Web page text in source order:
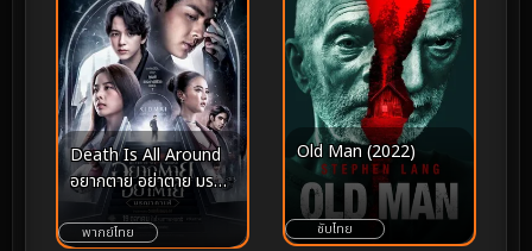
Death Is All Around
อยากตาย อย่าตาย มรณา
คาเฟ่ (2023)
พากย์ไทย
Old Man (2022)
ซับไทย